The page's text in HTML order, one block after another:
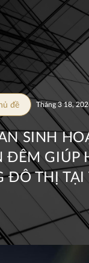
đề Tháng 3 18,
SINH
ĐÊM GIÚP
ĐÔ THỊ TẠI